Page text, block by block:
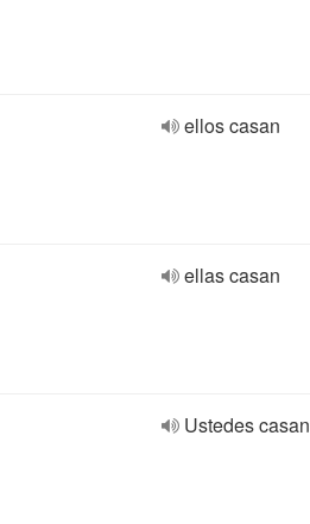
ellos casan
ellas casan
Ustedes casan